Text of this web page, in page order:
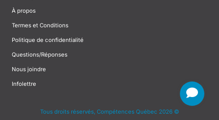
À propos
Termes et Conditions
Politique de confidentialité
Questions/Réponses
Nous joindre
Infolettre
Tous droits réservés, Compétences Québec 2026 ©